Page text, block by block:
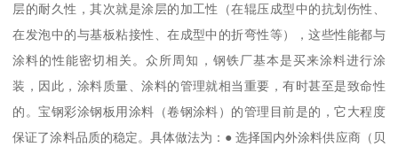
层的耐久性，其次就是涂层的加工性（在辊压成型中的抗划伤性、
在发泡中的与基板粘接性、在成型中的折弯性等），这些性能都与
涂料的性能密切相关。众所周知，钢铁厂基本是买来涂料进行涂
装，因此，涂料质量、涂料的管理就相当重要，有时甚至是致命性
的。宝钢彩涂钢板用涂料（卷钢涂料）的管理目前是的，它大程度
保证了涂料品质的稳定。具体做法为：● 选择国内外涂料供应商（贝